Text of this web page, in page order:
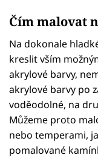
Čím malovat
Na dokonale
kreslit vším
akrylové barvy,
akrylové barvy po
voděodolné, na
Můžeme proto
nebo temperami,
pomalované